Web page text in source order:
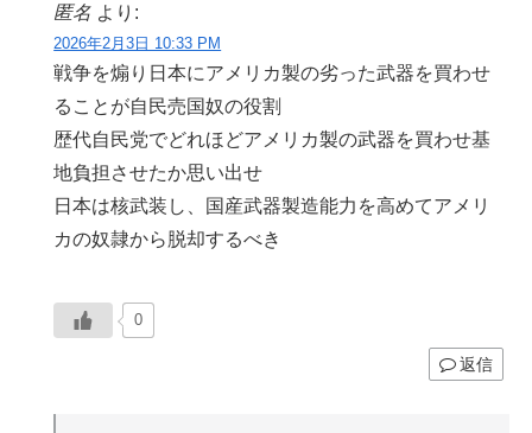
匿名 より:
2026年2月3日 10:33 PM
戦争を煽り日本にアメリカ製の劣った武器を買わせ
ることが自民売国奴の役割
歴代自民党でどれほどアメリカ製の武器を買わせ基
地負担させたか思い出せ
日本は核武装し、国産武器製造能力を高めてアメリ
カの奴隷から脱却するべき
0
返信